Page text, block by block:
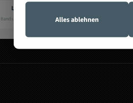
Lutz
Bandsägeblätter Bandsägeblätter
Alles ablehnen